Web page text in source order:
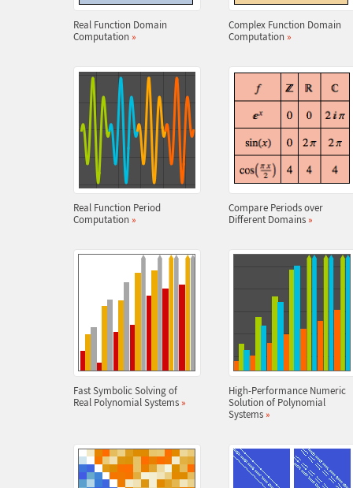
Real Function Domain
Computation »
Complex Function Domain
Computation »
Real Function Period
Computation »
Compare Periods over
Different Domains »
Fast Symbolic Solving of
Real Polynomial Systems »
High-Performance Numeric
Solution of Polynomial
Systems »